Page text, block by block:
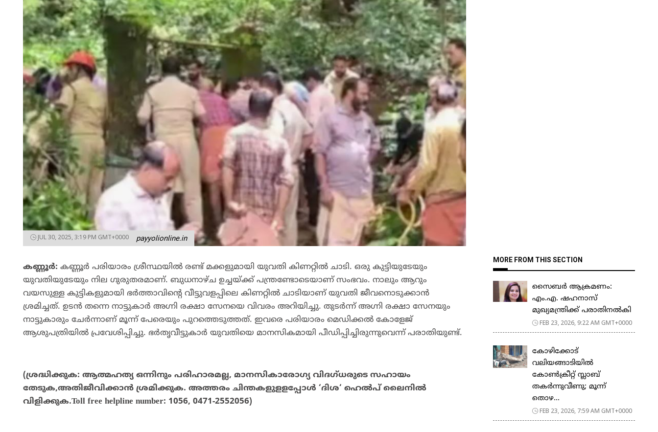
JUL 30, 2025, 3:19 PM GMT+0000 payyolionline.in
കണ്ണൂർ: കണ്ണൂർ പരിയാരം ശ്രീസ്ഥയിൽ രണ്ട് മക്കളുമായി യുവതി കിണറ്റിൽ ചാടി. ഒരു കുട്ടിയുടേയും
യുവതിയുടേയും നില ​ഗുരുതരമാണ്. ബുധനാഴ്ച ഉച്ചയ്ക്ക് പന്ത്രണ്ടോടെയാണ് സംഭവം. നാലും ആറും
വയസുള്ള കുട്ടികളുമായി ഭർത്താവിന്റെ വീട്ടുവളപ്പിലെ കിണറ്റിൽ ചാടിയാണ് യുവതി ജീവനൊടുക്കാൻ
ശ്രമിച്ചത്. ഉടൻ തന്നെ നാട്ടുകാര്‍ അ​ഗ്നി രക്ഷാ സേനയെ വിവരം അറിയിച്ചു. തുടർന്ന് അ​ഗ്നി രക്ഷാ സേനയും
നാട്ടുകാരും ചേർന്നാണ് മൂന്ന് പേരെയും പുറത്തെടുത്തത്. ഇവരെ പരിയാരം മെഡിക്കൽ കോളേജ്
ആശുപത്രിയിൽ പ്രവേശിപ്പിച്ചു. ഭർതൃവീട്ടുകാര്‍ യുവതിയെ മാനസികമായി പീഡിപ്പിച്ചിരുന്നുവെന്ന് പരാതിയുണ്ട്.
(ശ്രദ്ധിക്കുക: ആത്മഹത്യ ഒന്നിനും പരിഹാരമല്ല, മാനസികാരോഗ്യ വിദഗ്ധരുടെ സഹായം
തേടുക,അതിജീവിക്കാന് ശ്രമിക്കുക. അത്തരം ചിന്തകളുളളപ്പോള് ‍ ‘ദിശ‘ ഹെല്പ് ലൈനില്
വിളിക്കുക.Toll free helpline number: 1056, 0471-2552056)
MORE FROM THIS SECTION
സൈബർ ആക്രമണം:
എം.എ. ഷഹനാസ്
മുഖ്യമന്ത്രിക്ക് പരാതിനൽകി
FEB 23, 2026, 9:22 AM GMT+0000
കോഴിക്കോട്
വലിയങ്ങാടിയിൽ
കോൺക്രീറ്റ് സ്ലാബ്
തകർന്നുവീണു; മൂന്ന്
തൊഴ...
FEB 23, 2026, 7:59 AM GMT+0000